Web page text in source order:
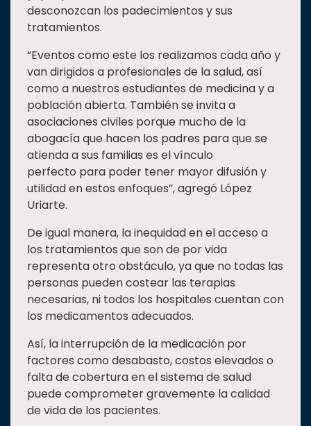
desconozcan los padecimientos y sus
tratamientos.
“Eventos como este los realizamos cada año y
van dirigidos a profesionales de la salud, así
como a nuestros estudiantes de medicina y a
población abierta. También se invita a
asociaciones civiles porque mucho de la
abogacía que hacen los padres para que se
atienda a sus familias es el vínculo
perfecto para poder tener mayor difusión y
utilidad en estos enfoques”, agregó López
Uriarte.
De igual manera, la inequidad en el acceso a
los tratamientos que son de por vida
representa otro obstáculo, ya que no todas las
personas pueden costear las terapias
necesarias, ni todos los hospitales cuentan con
los medicamentos adecuados.
Así, la interrupción de la medicación por
factores como desabasto, costos elevados o
falta de cobertura en el sistema de salud
puede comprometer gravemente la calidad
de vida de los pacientes.